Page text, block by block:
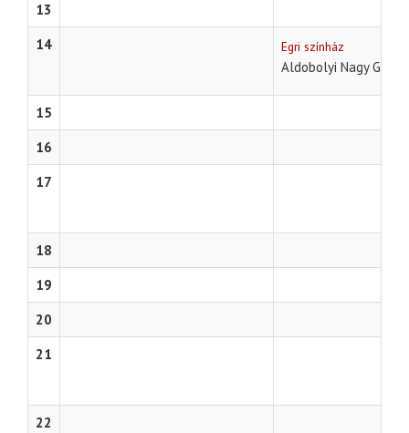
13
14
Egri színház
Aldobolyi Nagy
15
16
17
18
19
20
21
22